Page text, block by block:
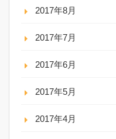
2017年8月
2017年7月
2017年6月
2017年5月
2017年4月